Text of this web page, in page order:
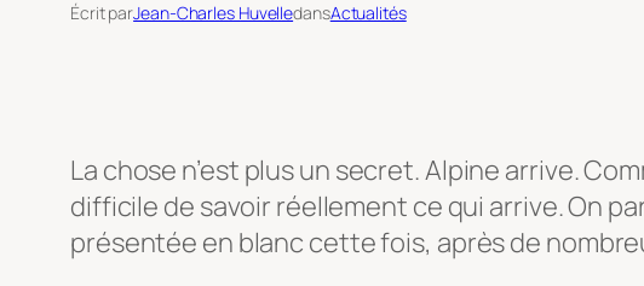
Écrit parJean-Charles HuvelledansActualités
La chose n’est plus un secret. Alpine arrive.
difficile de savoir réellement ce qui arrive. On
présentée en blanc cette fois, après de